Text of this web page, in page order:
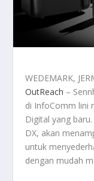
WEDEMARK,
OutReach –
di InfoComm lini
Digital yang
DX, akan
untuk
dengan mudah